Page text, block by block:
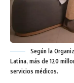
Según la
Latina, más de 120
servicios médicos.